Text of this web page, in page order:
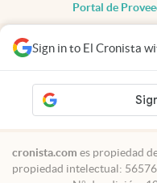
Sign in to El Cronista
Portal de
Todos los
Tel:
cronista.com es propiedad
propiedad intelectual: